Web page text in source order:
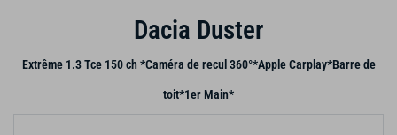
Dacia Duster
Extrême 1.3 Tce 150 ch *Caméra de recul 360°*Apple Carplay*Barre de
toit*1er Main*